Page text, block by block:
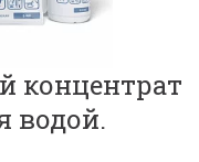
концентрат
водой.